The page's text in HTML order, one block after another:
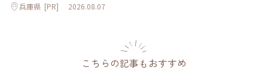
兵庫県 [PR] 2026.08.07
こちらの記事もおすすめ